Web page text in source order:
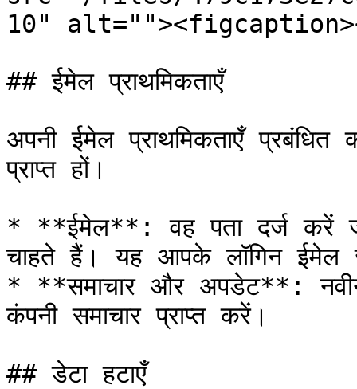
10"
## ईमेल प्राथमिकताएँ
अपनी ईमेल प्राथमिकताएँ
प्राप्त हों।
* **ईमेल**: वह पता दर्ज करें
चाहते हैं। यह आपके लॉगिन ईमेल
* **समाचार और अपडेट**:
कंपनी समाचार प्राप्त करें।
## डेटा हटाएँ